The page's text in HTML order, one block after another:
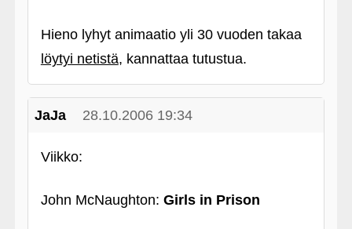
Hieno lyhyt animaatio yli 30 vuoden takaa
löytyi netistä, kannattaa tutustua.
JaJa 28.10.2006 19:34
Viikko:
John McNaughton: Girls in Prison